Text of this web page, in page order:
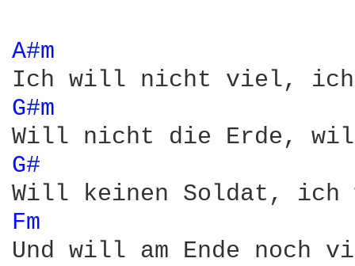
A#m
G#m
G#
Fm
Und will am Ende noch